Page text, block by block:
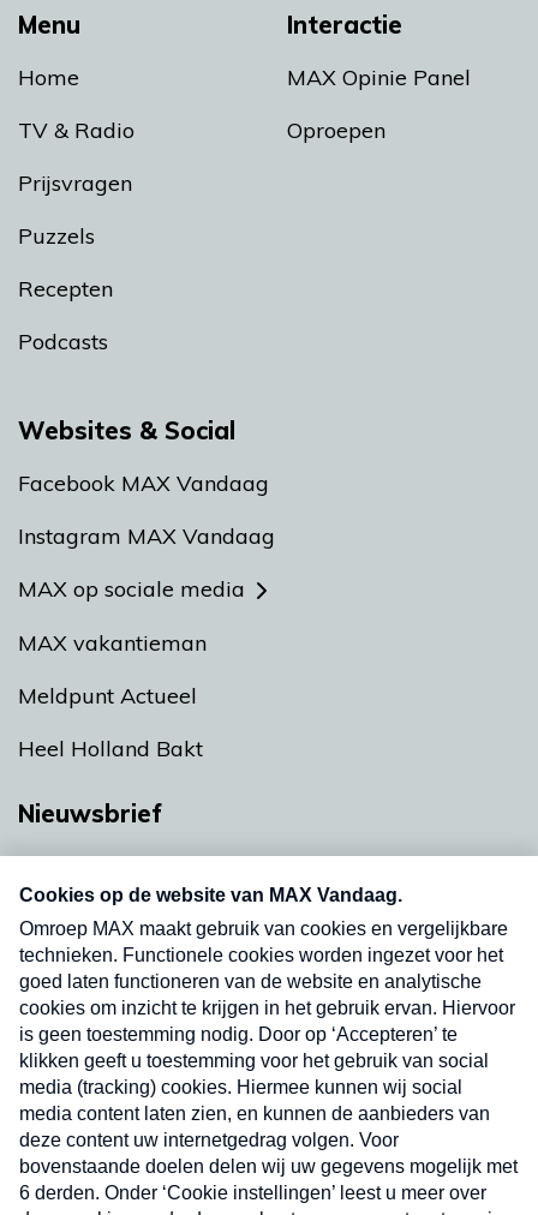
Menu
Home
TV & Radio
Prijsvragen
Puzzels
Recepten
Podcasts
Interactie
MAX Opinie Panel
Oproepen
Websites & Social
Facebook MAX Vandaag
Instagram MAX Vandaag
MAX op sociale media
MAX vakantieman
Meldpunt Actueel
Heel Holland Bakt
Nieuwsbrief
nieuwsbrief. Elke vrijdag- en dinsdagochtend in
uw mailbox.
Verzend